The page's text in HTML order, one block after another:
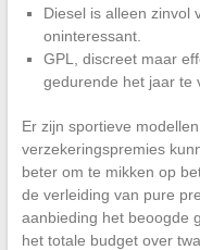
Diesel is alleen zinvol
oninteressant.
GPL, discreet maar
gedurende het jaar te
Er zijn sportieve
verzekeringspremies
beter om te mikken op
de verleiding van pure
aanbieding het beoogde
het totale budget over